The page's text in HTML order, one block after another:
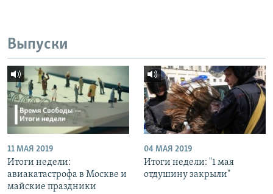
Выпуски
11 МАЯ 2019
Итоги недели:
авиакатастрофа в Москве и
майские праздники
04 МАЯ 2019
Итоги недели: "1 мая
отдушину закрыли"